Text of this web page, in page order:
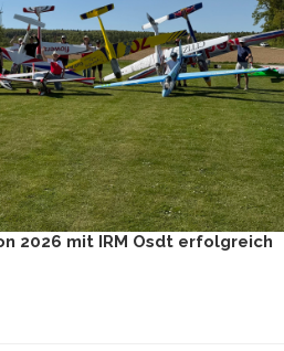
2026 mit IRM Osdt erfolgreich